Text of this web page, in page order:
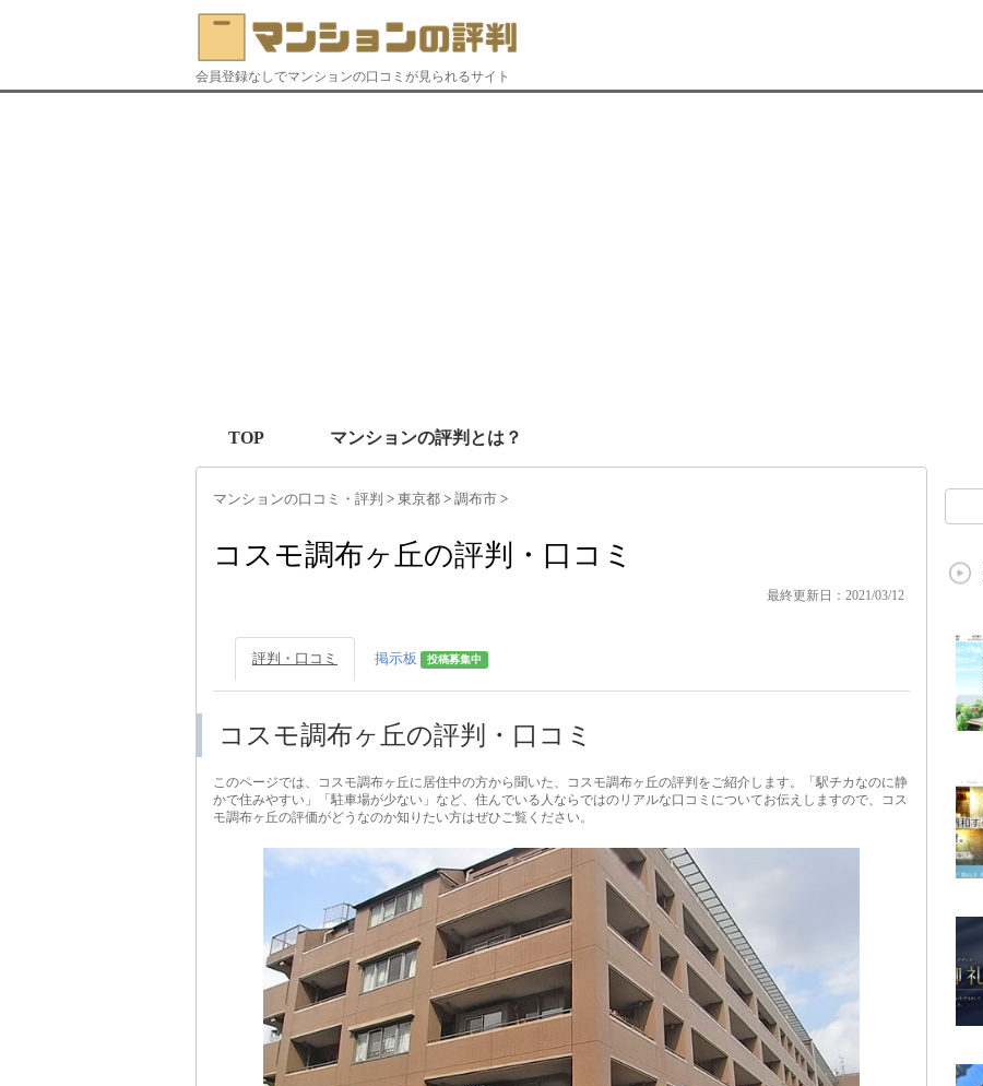
会員登録なしでマンションの口コミが見られるサイト
TOP マンションの評判とは？
マンションの口コミ・評判 > 東京都 > 調布市 >
コスモ調布ヶ丘の評判・口コミ
最終更新日：2021/03/12
評判・口コミ 掲示板 投稿募集中
コスモ調布ヶ丘の評判・口コミ
このページでは、コスモ調布ヶ丘に居住中の方から聞いた、コスモ調布ヶ丘の評判をご紹介します。「駅チカなのに静
かで住みやすい」「駐車場が少ない」など、住んでいる人ならではのリアルな口コミについてお伝えしますので、コス
モ調布ヶ丘の評価がどうなのか知りたい方はぜひご覧ください。